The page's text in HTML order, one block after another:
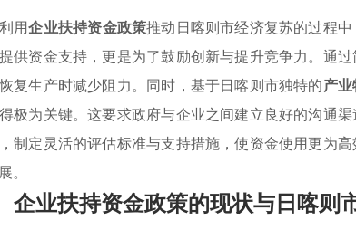
用企业扶持资金政策推动日喀则市经济复苏的过程
供资金支持，更是为了鼓励创新与提升竞争力。通
复生产时减少阻力。同时，基于日喀则市独特的产
极为关键。这要求政府与企业之间建立良好的沟通
制定灵活的评估标准与支持措施，使资金使用更为
。
企业扶持资金政策的现状与日喀则